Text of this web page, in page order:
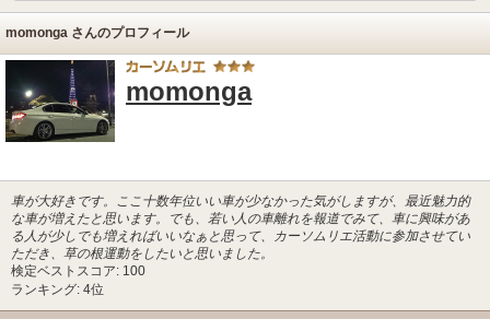
momonga さんのプロフィール
momonga
車が大好きです。ここ十数年位いい車が少なかった気がしますが、最近魅力的
な車が増えたと思います。でも、若い人の車離れを報道でみて、車に興味があ
る人が少しでも増えればいいなぁと思って、カーソムリエ活動に参加させてい
ただき、草の根運動をしたいと思いました。
検定ベストスコア: 100
ランキング: 4位